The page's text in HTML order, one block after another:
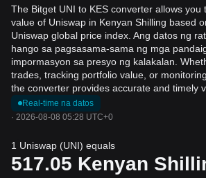
The Bitget UNI to KES converter allows you
value of Uniswap in Kenyan Shilling based
Uniswap global price index. Ang datos ng
hango sa pagsasama-sama ng mga
impormasyon sa presyo ng kalakalan.
trades, tracking portfolio value, or
the converter provides accurate and timely
Real-time na datos
· 2026-08-08 05:28 UTC+0
1 Uniswap (UNI) equals
517.05 Kenyan